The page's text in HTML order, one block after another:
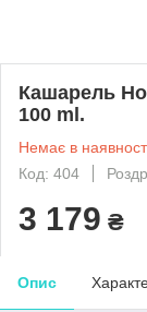
Кашарель
100 ml.
Немає в
Код: 404
3 179 ₴
Опис